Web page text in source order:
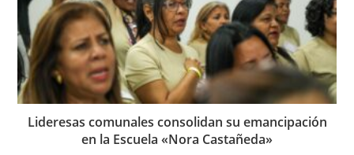
Lideresas comunales consolidan su emancipación
en la Escuela «Nora Castañeda»